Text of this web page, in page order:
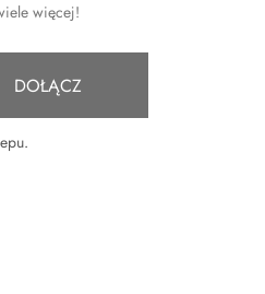
więcej!
DOŁĄCZ
.